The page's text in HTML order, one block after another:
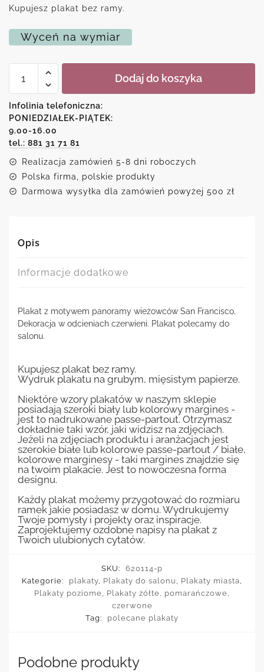
Kupujesz plakat bez ramy.
Wyceń na wymiar
Plakat
Francisco
Dodaj do koszyka
Infolinia telefoniczna:
PONIEDZIAŁEK-PIĄTEK:
9.00-16.00
tel.: 881 31 71 81
Realizacja zamówień 5-8 dni roboczych
Polska firma, polskie produkty
Darmowa wysyłka dla zamówień powyżej 500 zł
Opis
Informacje dodatkowe
Plakat z motywem panoramy wieżowców San Francisco.
Dekoracja w odcieniach czerwieni. Plakat polecamy do
salonu.
Kupujesz plakat bez ramy.
Wydruk plakatu na grubym, mięsistym papierze.
Niektóre wzory plakatów w naszym sklepie
posiadają szeroki biały lub kolorowy margines -
jest to nadrukowane passe-partout. Otrzymasz
dokładnie taki wzór, jaki widzisz na zdjęciach.
Jeżeli na zdjęciach produktu i aranżacjach jest
szerokie białe lub kolorowe passe-partout / białe,
kolorowe marginesy - taki margines znajdzie się
na twoim plakacie. Jest to nowoczesna forma
designu.
Każdy plakat możemy przygotować do rozmiaru
ramek jakie posiadasz w domu. Wydrukujemy
Twoje pomysły i projekty oraz inspiracje.
Zaprojektujemy ozdobne napisy na plakat z
Twoich ulubionych cytatów.
SKU:
620114-p
Kategorie:
plakaty, Plakaty do salonu , Plakaty miasta,
Plakaty poziome, Plakaty żółte, pomarańczowe,
czerwone
Tag:
polecane plakaty
Podobne produkty